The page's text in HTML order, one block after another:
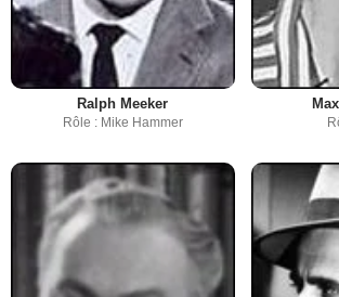
Ralph Meeker
Rôle : Mike Hammer